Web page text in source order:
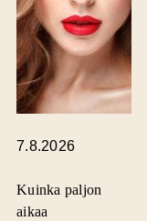
7.8.2026
Kuinka paljon
aikaa